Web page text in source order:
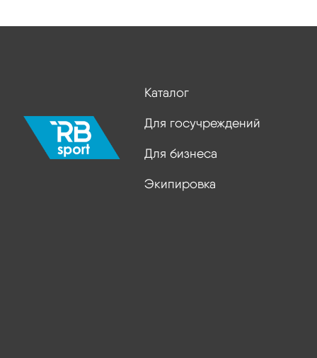
Каталог
Для госучреждений
Для бизнеса
Экипировка